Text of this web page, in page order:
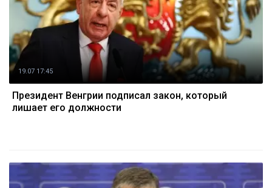
19.07 17:45
Президент Венгрии подписал закон, который
лишает его должности